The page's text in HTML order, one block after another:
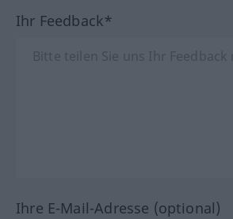
Ihr Feedback*
Ihre E-Mail-Adresse (optional)